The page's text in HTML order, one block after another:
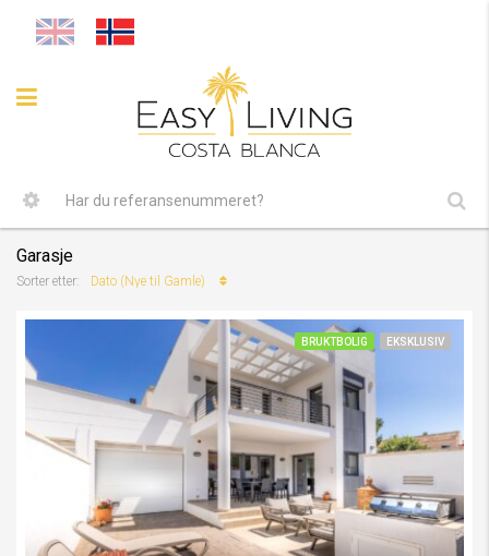
Garasje
Sorter etter: Dato (Nye til Gamle)
BRUKTBOLIG EKSKLUSIV